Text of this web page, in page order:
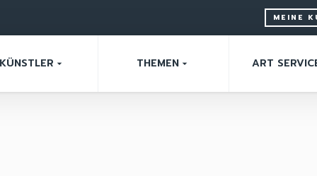
MEINE
KÜNSTLER arrow_drop_down THEMEN arrow_drop_down ART